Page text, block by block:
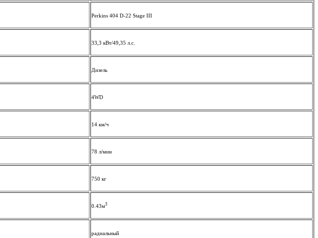
Perkins 404 D-22 Stage III
33,3 кВт/49,35 л.с.
Дизель
4WD
14 км/ч
78 л/мин
750 кг
0.43м3
радиальный